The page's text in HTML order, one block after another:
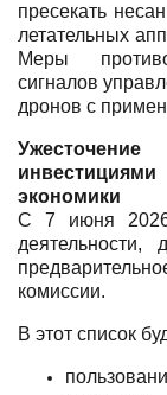
пресекать
летательных
Меры
сигналов
дронов с
экономики
С 7 июня 2026
комиссии.
В этот список